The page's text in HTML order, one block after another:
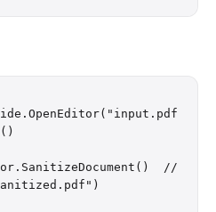
// top-